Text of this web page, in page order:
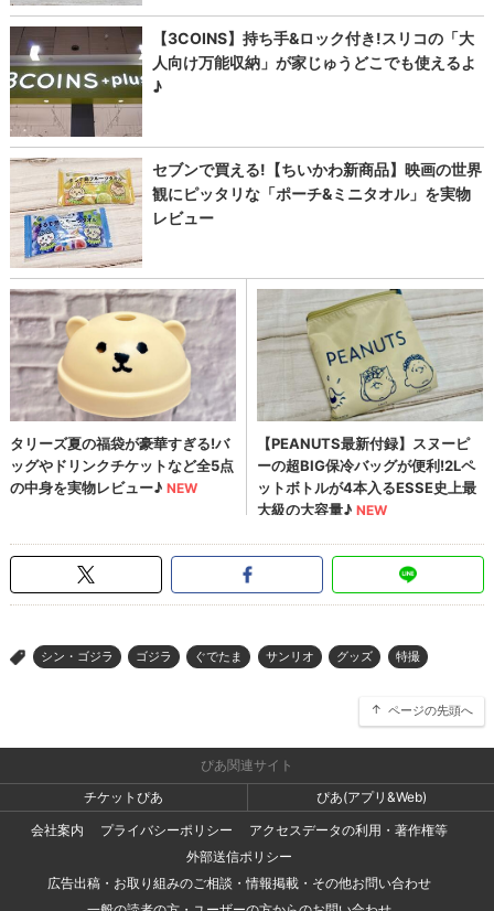
> シン・ゴジラ ゴジラ ぐでたま サンリオ グッズ 特撮
ページの先頭へ
ぴあ関連サイト
チケットぴあ
ぴあ(アプリ&Web)
会社案内
プライバシーポリシー
アクセスデータの利用・著作権等
外部送信ポリシー
広告出稿・お取り組みのご相談・情報掲載・その他お問い合わせ